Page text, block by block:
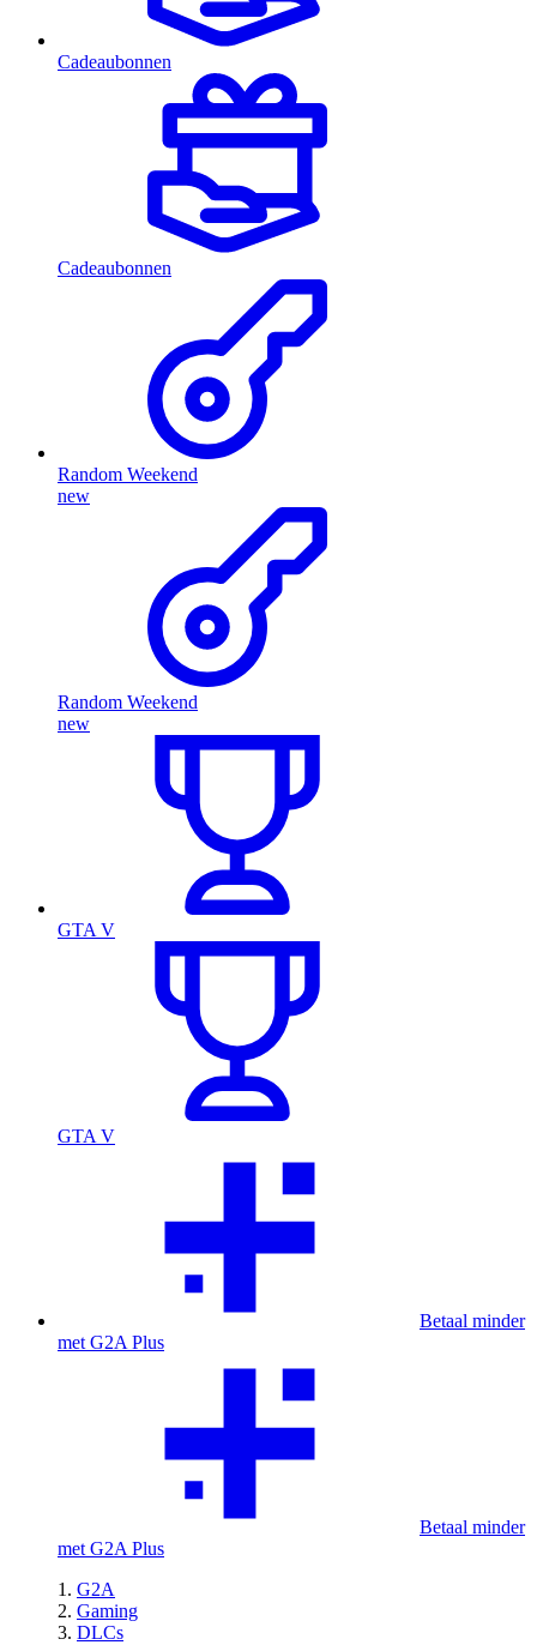
Cadeaubonnen
Cadeaubonnen
Random Weekend
new
Random Weekend
new
GTA V
GTA V
Betaal minder
met G2A Plus
Betaal minder
met G2A Plus
G2A
Gaming
DLCs